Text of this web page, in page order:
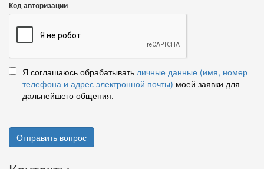
Код авторизации
Я соглашаюсь обрабатывать личные данные (имя, номер
телефона и адрес электронной почты) моей заявки для
дальнейшего общения.
Отправить вопрос